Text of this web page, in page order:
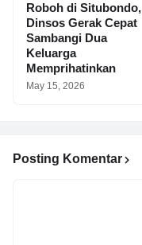
Roboh di Situbondo,
Dinsos Gerak Cepat
Sambangi Dua
Keluarga
Memprihatinkan
May 15, 2026
Posting Komentar